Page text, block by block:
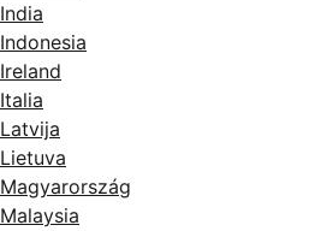
India
Indonesia
Ireland
Italia
Latvija
Lietuva
Magyarország
Malaysia